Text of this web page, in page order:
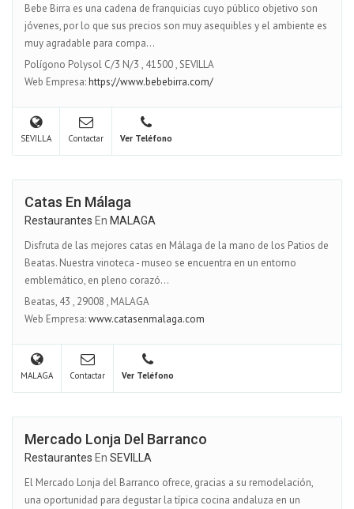
Bebe Birra es una cadena de franquicias cuyo público objetivo son
jóvenes, por lo que sus precios son muy asequibles y el ambiente es
muy agradable para compa...
Polígono Polysol C/3 N/3 , 41500,SEVILLA
Web Empresa:https://www.bebebirra.com/
SEVILLA Contactar Ver Teléfono
Catas En Málaga
Restaurantes En MALAGA
Disfruta de las mejores catas en Málaga de la mano de los Patios de
Beatas. Nuestra vinoteca - museo se encuentra en un entorno
emblemático, en pleno corazó...
Beatas, 43 , 29008 , MALAGA
Web Empresa:www.catasenmalaga.com
MALAGA Contactar Ver Teléfono
Mercado Lonja Del Barranco
Restaurantes En SEVILLA
El Mercado Lonja del Barranco ofrece, gracias a su remodelación,
una oportunidad para degustar la típica cocina andaluza en un